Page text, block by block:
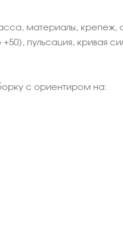
материалы, крепеж,
пульсация, кривая
с ориентиром на: